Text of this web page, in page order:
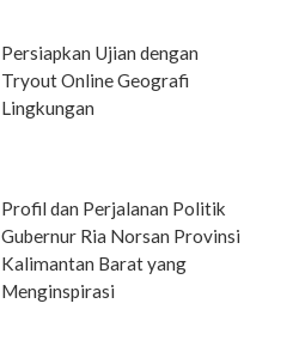
Persiapkan Ujian dengan
Tryout Online Geografi
Lingkungan
Profil dan Perjalanan Politik
Gubernur Ria Norsan Provinsi
Kalimantan Barat yang
Menginspirasi